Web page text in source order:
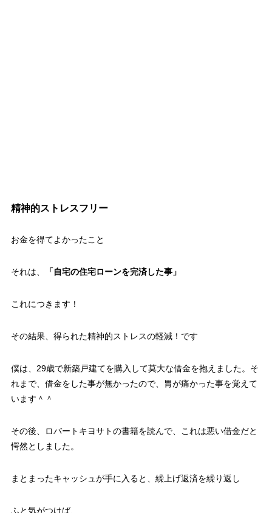
精神的ストレスフリー
お金を得てよかったこと
それは、 「自宅の住宅ローンを完済した事」
これにつきます！
その結果、得られた精神的ストレスの軽減！です
僕は、29歳で新築戸建てを購入して莫大な借金を抱えました。そ
れまで、借金をした事が無かったので、胃が痛かった事を覚えて
います＾＾
その後、ロバートキヨサトの書籍を読んで、これは悪い借金だと
愕然としました。
まとまったキャッシュが手に入ると、繰上げ返済を繰り返し
ふと気がつけば、